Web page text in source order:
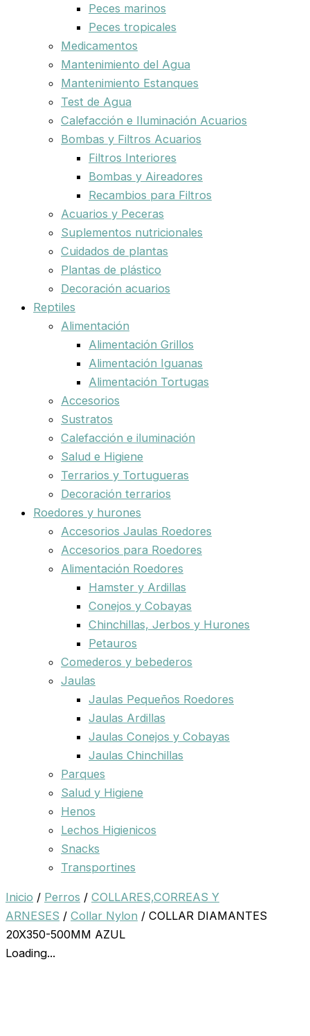
Peces marinos
Peces tropicales
Medicamentos
Mantenimiento del Agua
Mantenimiento Estanques
Test de Agua
Calefacción e Iluminación Acuarios
Bombas y Filtros Acuarios
Filtros Interiores
Bombas y Aireadores
Recambios para Filtros
Acuarios y Peceras
Suplementos nutricionales
Cuidados de plantas
Plantas de plástico
Decoración acuarios
Reptiles
Alimentación
Alimentación Grillos
Alimentación Iguanas
Alimentación Tortugas
Accesorios
Sustratos
Calefacción e iluminación
Salud e Higiene
Terrarios y Tortugueras
Decoración terrarios
Roedores y hurones
Accesorios Jaulas Roedores
Accesorios para Roedores
Alimentación Roedores
Hamster y Ardillas
Conejos y Cobayas
Chinchillas, Jerbos y Hurones
Petauros
Comederos y bebederos
Jaulas
Jaulas Pequeños Roedores
Jaulas Ardillas
Jaulas Conejos y Cobayas
Jaulas Chinchillas
Parques
Salud y Higiene
Henos
Lechos Higienicos
Snacks
Transportines
Inicio / Perros / COLLARES,CORREAS Y
ARNESES / Collar Nylon / COLLAR DIAMANTES
20X350-500MM AZUL
Loading...